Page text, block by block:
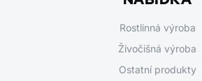
Rostlinná výroba
Živočišná výroba
Ostatní produkty